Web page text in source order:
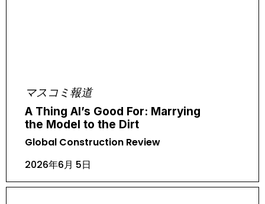
マスコミ報道
A Thing AI’s Good For: Marrying
the Model to the Dirt
Global Construction Review
2026年6月 5日